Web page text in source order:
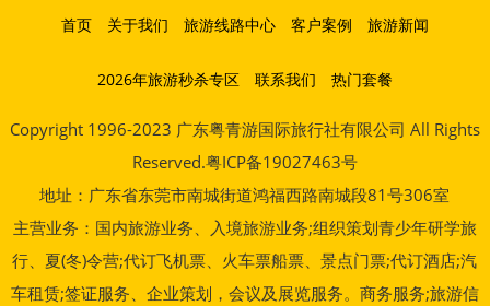
首页 关于我们 旅游线路中心 客户案例 旅游新闻
2026年旅游秒杀专区 联系我们 热门套餐
Copyright 1996-2023 广东粤青游国际旅行社有限公司 All Rights
Reserved.粤ICP备19027463号
地址：广东省东莞市南城街道鸿福西路南城段81号306室
主营业务：国内旅游业务、入境旅游业务;组织策划青少年研学旅
行、夏(冬)令营;代订飞机票、火车票船票、景点门票;代订酒店;汽
车租赁;签证服务、企业策划，会议及展览服务。商务服务;旅游信